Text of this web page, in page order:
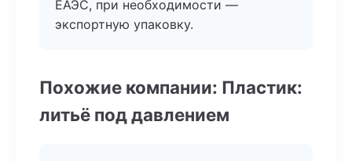
ЕАЭС, при необходимости —
экспортную упаковку.
Похожие компании: Пластик:
литьё под давлением